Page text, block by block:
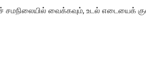
வைக்கவும், உடல் எடையைக்